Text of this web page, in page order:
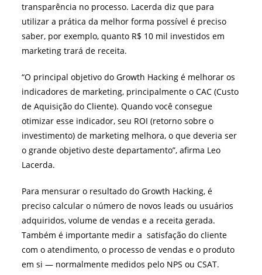
transparência no processo. Lacerda diz que para
utilizar a prática da melhor forma possível é preciso
saber, por exemplo, quanto R$ 10 mil investidos em
marketing trará de receita.
“O principal objetivo do Growth Hacking é melhorar os
indicadores de marketing, principalmente o CAC (Custo
de Aquisição do Cliente). Quando você consegue
otimizar esse indicador, seu ROI (retorno sobre o
investimento) de marketing melhora, o que deveria ser
o grande objetivo deste departamento”, afirma Leo
Lacerda.
Para mensurar o resultado doGrowth Hacking, é
preciso calcular o número de novos leads ou usuários
adquiridos, volume de vendas e a receita gerada.
Também é importante medir a satisfação do cliente
com o atendimento, o processo de vendas e o produto
em si — normalmente medidos pelo NPS ou CSAT.